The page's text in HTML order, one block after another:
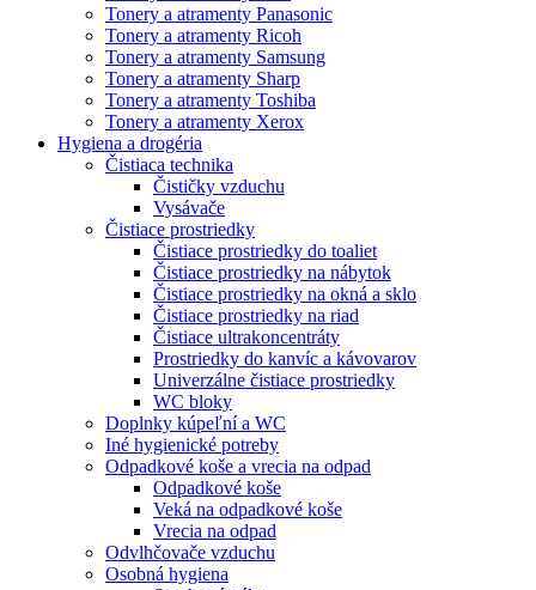
Tonery a atramenty Panasonic
Tonery a atramenty Ricoh
Tonery a atramenty Samsung
Tonery a atramenty Sharp
Tonery a atramenty Toshiba
Tonery a atramenty Xerox
Hygiena a drogéria
Čistiaca technika
Čističky vzduchu
Vysávače
Čistiace prostriedky
Čistiace prostriedky do toaliet
Čistiace prostriedky na nábytok
Čistiace prostriedky na okná a sklo
Čistiace prostriedky na riad
Čistiace ultrakoncentráty
Prostriedky do kanvíc a kávovarov
Univerzálne čistiace prostriedky
WC bloky
Doplnky kúpeľní a WC
Iné hygienické potreby
Odpadkové koše a vrecia na odpad
Odpadkové koše
Veká na odpadkové koše
Vrecia na odpad
Odvlhčovače vzduchu
Osobná hygiena